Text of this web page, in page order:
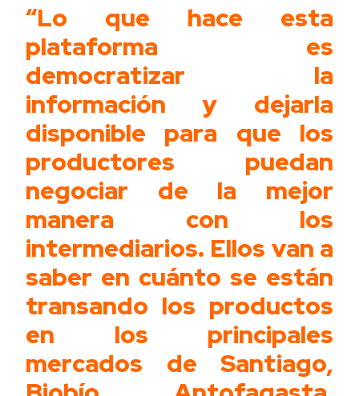
“Lo que hace esta
plataforma es
democratizar la
información y dejarla
disponible para que los
productores puedan
negociar de la mejor
manera con los
intermediarios. Ellos van a
saber en cuánto se están
transando los productos
en los principales
mercados de Santiago,